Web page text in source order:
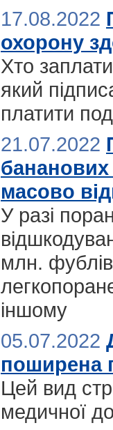
17.08.2022
охорону
Хто
який
платити
21.07.2022
бананових
масово
У разі
млн.
іншому
05.07.2022
поширена
Цей вид
медичної